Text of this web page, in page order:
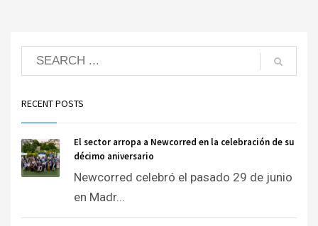
RECENT POSTS
El sector arropa a Newcorred en la celebración de su
décimo aniversario
Newcorred celebró el pasado 29 de junio
en Madr...